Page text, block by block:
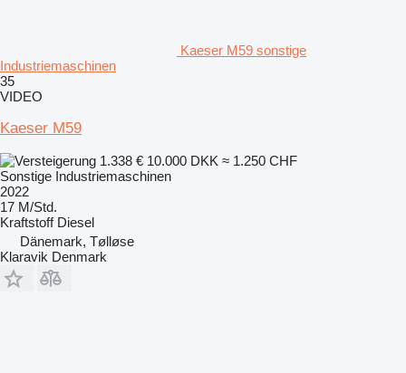
Kaeser M59 sonstige
Industriemaschinen
35
VIDEO
Kaeser M59
1.338 € 10.000 DKK ≈ 1.250 CHF
Sonstige Industriemaschinen
2022
17 M/Std.
Kraftstoff Diesel
Dänemark, Tølløse
Klaravik Denmark